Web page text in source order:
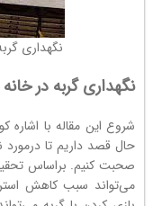
نگهداری
نگهداری گربه در
شروع این مقاله با
حال قصد داریم تا درمورد
صحبت کنیم. براساس
می‌تواند سبب کاهش